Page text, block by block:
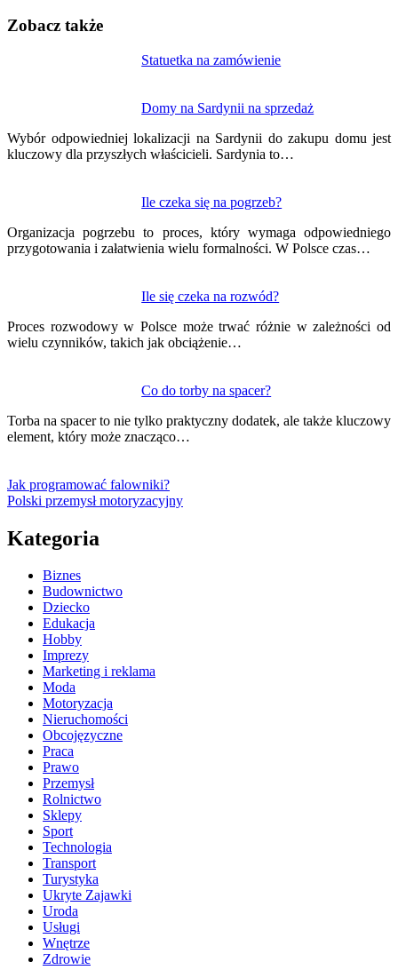
Zobacz także
Statuetka na zamówienie
Domy na Sardynii na sprzedaż
Wybór odpowiedniej lokalizacji na Sardynii do zakupu domu jest
kluczowy dla przyszłych właścicieli. Sardynia to…
Ile czeka się na pogrzeb?
Organizacja pogrzebu to proces, który wymaga odpowiedniego
przygotowania i załatwienia wielu formalności. W Polsce czas…
Ile się czeka na rozwód?
Proces rozwodowy w Polsce może trwać różnie w zależności od
wielu czynników, takich jak obciążenie…
Co do torby na spacer?
Torba na spacer to nie tylko praktyczny dodatek, ale także kluczowy
element, który może znacząco…
Jak programować falowniki?
Polski przemysł motoryzacyjny
Kategoria
Biznes
Budownictwo
Dziecko
Edukacja
Hobby
Imprezy
Marketing i reklama
Moda
Motoryzacja
Nieruchomości
Obcojęzyczne
Praca
Prawo
Przemysł
Rolnictwo
Sklepy
Sport
Technologia
Transport
Turystyka
Ukryte Zajawki
Uroda
Usługi
Wnętrze
Zdrowie